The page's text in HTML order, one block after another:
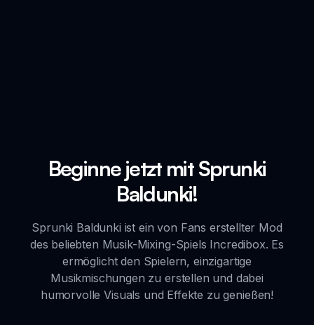
Beginne jetzt mit Sprunki
Baldunki!
Sprunki Baldunki ist ein von Fans erstellter Mod
des beliebten Musik-Mixing-Spiels Incredibox. Es
ermöglicht den Spielern, einzigartige
Musikmischungen zu erstellen und dabei
humorvolle Visuals und Effekte zu genießen!